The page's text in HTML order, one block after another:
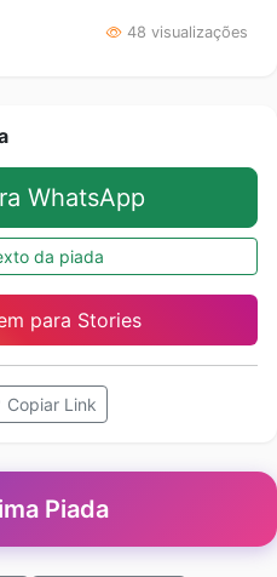
48 visualizações
WhatsApp
da piada
para Stories
Copiar Link
Piada